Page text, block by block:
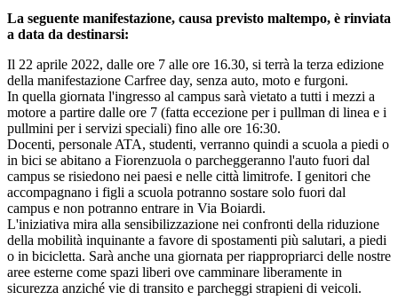
La seguente manifestazione, causa previsto maltempo, è rinviata
a data da destinarsi:
Il 22 aprile 2022, dalle ore 7 alle ore 16.30, si terrà la terza edizione
della manifestazione Carfree day, senza auto, moto e furgoni.
In quella giornata l'ingresso al campus sarà vietato a tutti i mezzi a
motore a partire dalle ore 7 (fatta eccezione per i pullman di linea e i
pullmini per i servizi speciali) fino alle ore 16:30.
Docenti, personale ATA, studenti, verranno quindi a scuola a piedi o
in bici se abitano a Fiorenzuola o parcheggeranno l'auto fuori dal
campus se risiedono nei paesi e nelle città limitrofe. I genitori che
accompagnano i figli a scuola potranno sostare solo fuori dal
campus e non potranno entrare in Via Boiardi.
L'iniziativa mira alla sensibilizzazione nei confronti della riduzione
della mobilità inquinante a favore di spostamenti più salutari, a piedi
o in bicicletta. Sarà anche una giornata per riappropriarci delle nostre
aree esterne come spazi liberi ove camminare liberamente in
sicurezza anziché vie di transito e parcheggi strapieni di veicoli.